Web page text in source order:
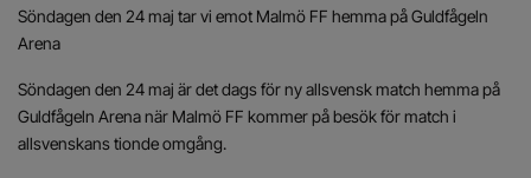
Söndagen den 24 maj tar vi emot Malmö FF hemma på Guldfågeln
Arena
Söndagen den 24 maj är det dags för ny allsvensk match hemma på
Guldfågeln Arena när Malmö FF kommer på besök för match i
allsvenskans tionde omgång.